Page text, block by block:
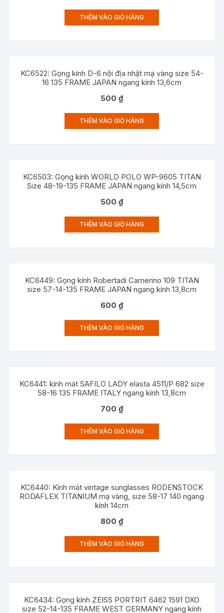
THÊM VÀO GIỎ HÀNG
KC6522: Gọng kính D-6 nội địa nhật mạ vàng size 54-
16 135 FRAME JAPAN ngang kính 13,6cm
500₫
THÊM VÀO GIỎ HÀNG
KC6503: Gọng kính WORLD POLO WP-9605 TITAN
Size 48-19-135 FRAME JAPAN ngang kính 14,5cm
500₫
THÊM VÀO GIỎ HÀNG
KC6449: Gọng kính Robertadi Camerino 109 TITAN
size 57-14-135 FRAME JAPAN ngang kính 13,8cm
600₫
THÊM VÀO GIỎ HÀNG
KC6441: kính mát SAFILO LADY elasta 4511/P 682 size
58-16 135 FRAME ITALY ngang kính 13,8cm
700₫
THÊM VÀO GIỎ HÀNG
KC6440: Kính mát vintage sunglasses RODENSTOCK
RODAFLEX TITANIUM mạ vàng, size 58-17 140 ngang
kính 14cm
800₫
THÊM VÀO GIỎ HÀNG
KC6434: Gọng kính ZEISS PORTRIT 6462 1591 DXO
size 52-14-135 FRAME WEST GERMANY ngang kính